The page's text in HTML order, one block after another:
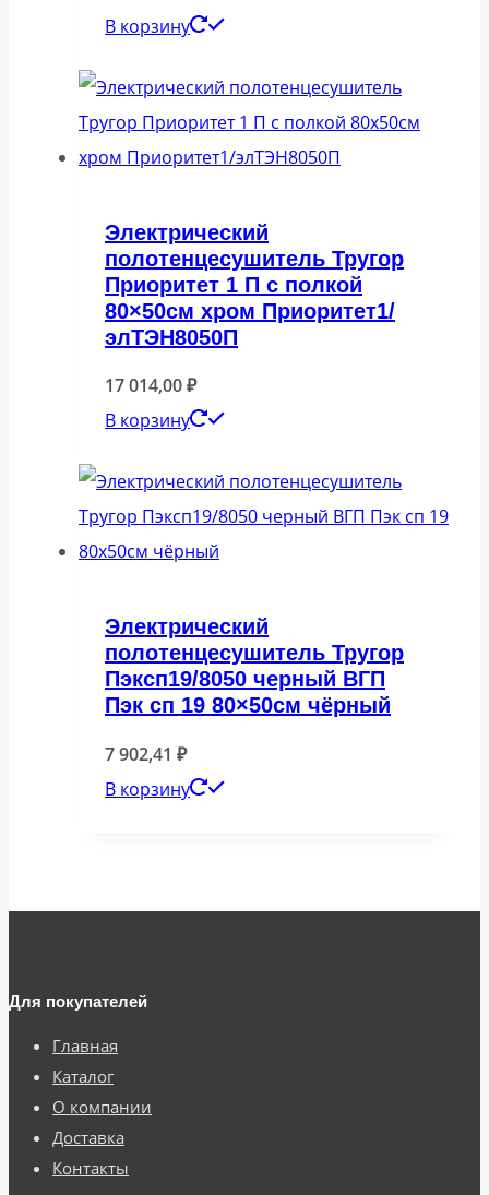
В корзину
Электрический
полотенцесушитель Тругор
Приоритет 1 П с полкой
80×50см хром Приоритет1/
элТЭН8050П
17 014,00₽
В корзину
Электрический
полотенцесушитель Тругор
Пэксп19/8050 черный ВГП
Пэк сп 19 80×50см чёрный
7 902,41 ₽
В корзину
Для покупателей
Главная
Каталог
О компании
Доставка
Контакты